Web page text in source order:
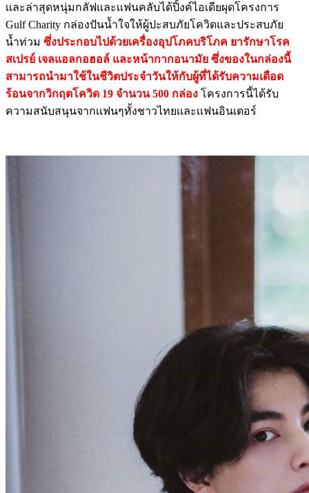
เเละล่าสุดหนุ่มกลัฟเเละเเฟนคลับได้ปิ้งค์ไอเดียผุดโครงการ
Gulf Charity กล่องปันน้ำใจให้ผู้ปะสบภัยโควิดและประสบภัย
น้ำท่วม ซึ่งประกอบไปด้วยเครื่องอุปโภคบริโภค ยารักษาโรค
สเปรย์ เจลแอลกอฮอล์ และหน้ากากอนามัย ซึ่งของในกล่องนี้
สามารถนำมาใช้ในชีวิตประจำวันให้กับผู้ที่ได้รับความเดือด
ร้อนจากวิกฤตโควิด 19 จำนวน 500 กล่อง โครงการนี้ได้รับ
ความสนับสนุนจากเเฟนๆทั้งชาวไทยเเละเเฟนอินเตอร์